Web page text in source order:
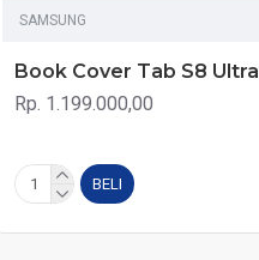
SAMSUNG
Book Cover Tab S8 Ultra
Rp. 1.199.000,00
BELI